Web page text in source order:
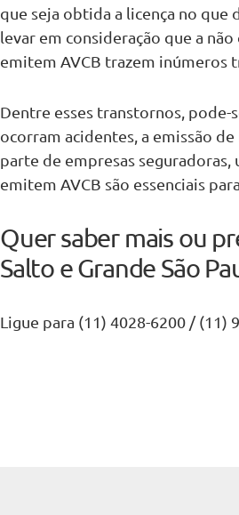
que seja obtida a licença no que
levar em consideração que a
emitem AVCB trazem inúmeros
Dentre esses transtornos,
ocorram acidentes, a emissão
parte de empresas
emitem AVCB são essenciais
Quer saber mais ou
Salto e Grande São
Ligue para (11) 4028-6200 / (11)